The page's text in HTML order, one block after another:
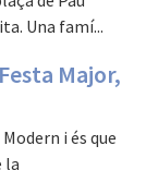
Una famí...
Major,
i és que
la